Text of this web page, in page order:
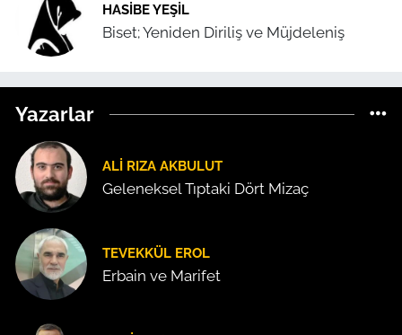
HASIBE YEŞIL
Biset; Yeniden Diriliş ve Müjdeleniş
Yazarlar
ALI RIZA AKBULUT
Geleneksel Tıptaki Dört Mizaç
TEVEKKÜL EROL
Erbain ve Marifet